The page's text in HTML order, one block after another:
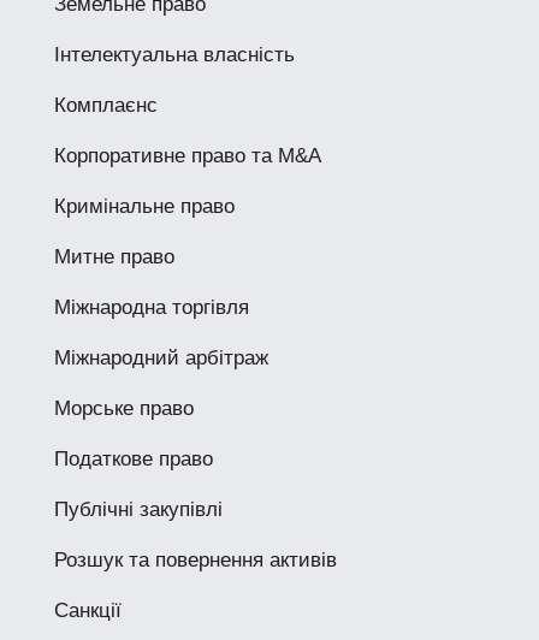
Інтелектуальна власність
Комплаєнс
Корпоративне право та M&A
Кримінальне право
Митне право
Міжнародна торгівля
Міжнародний арбітраж
Морське право
Податкове право
Публічні закупівлі
Розшук та повернення активів
Санкції